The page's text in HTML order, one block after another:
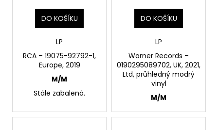
DO KOŠÍKU
LP
RCA – 19075-92792-1,
Europe, 2019
M/M
Stále zabalená.
DO KOŠÍKU
LP
Warner Records –
0190295089702, UK, 2021,
Ltd, průhledný modrý
vinyl
M/M